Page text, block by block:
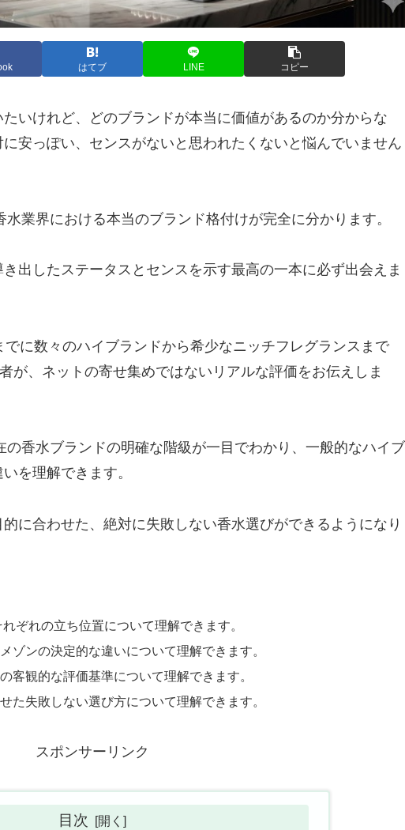
はてブ LINE コピー
いけれど、どのブランドが本当に価値があるのか分からな
安っぽい、センスがないと思われたくないと悩んでいません
業界における本当のブランド格付けが完全に分かります。
出したステータスとセンスを示す最高の一本に必ず出会えま
に数々のハイブランドから希少なニッチフレグランスまで
が、ネットの寄せ集めではないリアルな評価をお伝えしま
香水ブランドの明確な階級が一目でわかり、一般的なハイブ
を理解できます。
に合わせた、絶対に失敗しない香水選びができるようになり
ぞれの立ち位置について理解できます。
ゾンの決定的な違いについて理解できます。
客観的な評価基準について理解できます。
た失敗しない選び方について理解できます。
スポンサーリンク
目次